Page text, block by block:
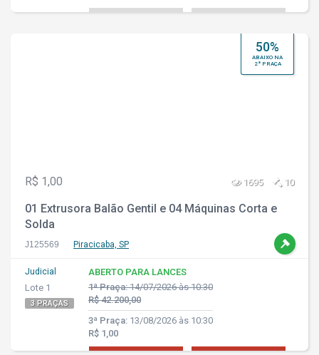
50%
ABAIXO NA
2ª PRAÇA
R$ 1,00 1695 10
01 Extrusora Balão Gentil e 04 Máquinas Corta e
Solda
J125569 Piracicaba, SP
Judicial
Lote 1
3 PRAÇAS
ABERTO PARA LANCES
1ª Praça:14/07/2026 às 10:30
R$ 42.200,00
3ª Praça: 13/08/2026 às 10:30
R$ 1,00